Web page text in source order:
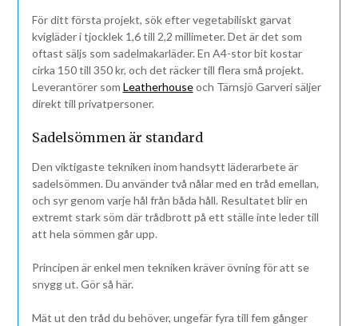
För ditt första projekt, sök efter vegetabiliskt garvat
kvigläder i tjocklek 1,6 till 2,2 millimeter. Det är det som
oftast säljs som sadelmakarläder. En A4-stor bit kostar
cirka 150 till 350 kr, och det räcker till flera små projekt.
Leverantörer som Leatherhouseoch Tärnsjö Garveri säljer
direkt till privatpersoner.
Sadelsömmen är standard
Den viktigaste tekniken inom handsytt läderarbete är
sadelsömmen. Du använder två nålar med en tråd emellan,
och syr genom varje hål från båda håll. Resultatet blir en
extremt stark söm där trådbrott på ett ställe inte leder till
att hela sömmen går upp.
Principen är enkel men tekniken kräver övning för att se
snygg ut. Gör så här.
Mät ut den tråd du behöver, ungefär fyra till fem gånger